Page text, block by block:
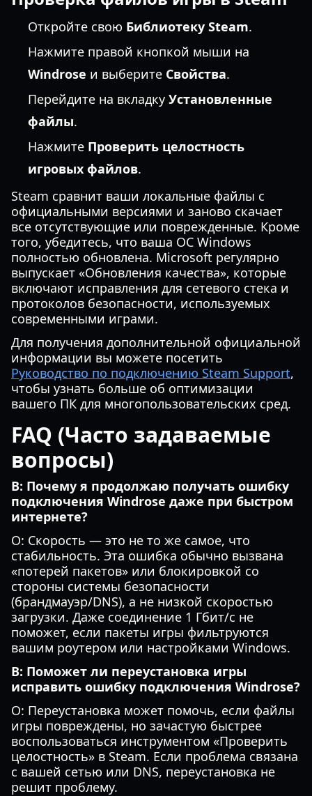
Откройте свою Библиотеку Steam.
Нажмите правой кнопкой мыши на
Windrose и выберите Свойства.
Перейдите на вкладку Установленные
файлы.
Нажмите Проверить целостность
игровых файлов.
Steam сравнит ваши локальные файлы с
официальными версиями и заново скачает
все отсутствующие или поврежденные. Кроме
того, убедитесь, что ваша ОС Windows
полностью обновлена. Microsoft регулярно
выпускает «Обновления качества», которые
включают исправления для сетевого стека и
протоколов безопасности, используемых
современными играми.
Для получения дополнительной официальной
информации вы можете посетить
Руководство по подключению Steam Support,
чтобы узнать больше об оптимизации
вашего ПК для многопользовательских сред.
FAQ (Часто задаваемые
вопросы)
В: Почему я продолжаю получать ошибку
подключения Windrose даже при быстром
интернете?
О: Скорость — это не то же самое, что
стабильность. Эта ошибка обычно вызвана
«потерей пакетов» или блокировкой со
стороны системы безопасности
(брандмауэр/DNS), а не низкой скоростью
загрузки. Даже соединение 1 Гбит/с не
поможет, если пакеты игры фильтруются
вашим роутером или настройками Windows.
В: Поможет ли переустановка игры
исправить ошибку подключения Windrose?
О: Переустановка может помочь, если файлы
игры повреждены, но зачастую быстрее
воспользоваться инструментом «Проверить
целостность» в Steam. Если проблема связана
с вашей сетью или DNS, переустановка не
решит проблему.